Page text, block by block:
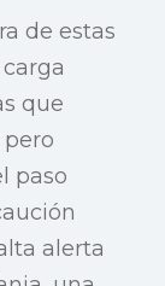
de estas
que
paso
alerta